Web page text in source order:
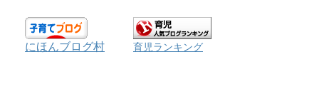
にほんブログ村 育児ランキング